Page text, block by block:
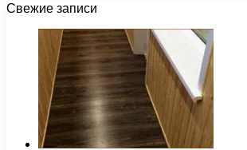
Свежие записи